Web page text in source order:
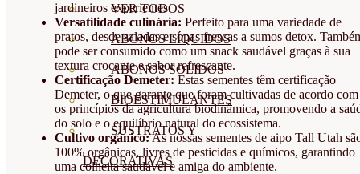
VER TODOS
ABONOS LÍQUIDOS
ABONOS SOLIDOS
BIOESTIMULANTES
SUSTRATOS Y
DECORATIVAS
jardineiros experientes.
Versatilidade culinária: Perfeito para uma variedade de
pratos, desde saladas e sopas frescas a sumos detox.
pode ser consumido como um snack saudável graças à sua
textura crocante e sabor refrescante.
Certificação Demeter:Estas sementes têm certificação
Demeter, o que garante que foram cultivadas de acordo com
os princípios da agricultura biodinâmica, promovendo a
do solo e o equilíbrio natural do ecossistema.
Cultivo orgânico:As nossas sementes de aipo Tall Utah
100% orgânicas, livres de pesticidas e químicos, garantindo
uma colheita saudável e amiga do ambiente.